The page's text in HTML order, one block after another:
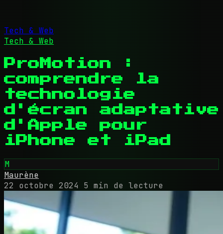
Tech & Web
Tech & Web
ProMotion :
comprendre la
technologie
d'écran adaptative
d'Apple pour
iPhone et iPad
M
Maurène
22 octobre 2024 5 min de lecture